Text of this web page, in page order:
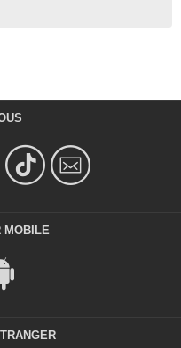
MOBILE